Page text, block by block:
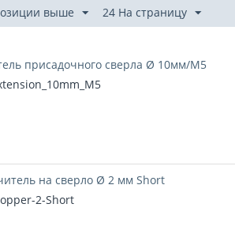
выше 24 На страницу
присадочного сверла Ø 10мм/М5
на сверло Ø 2 мм Short
2-Short